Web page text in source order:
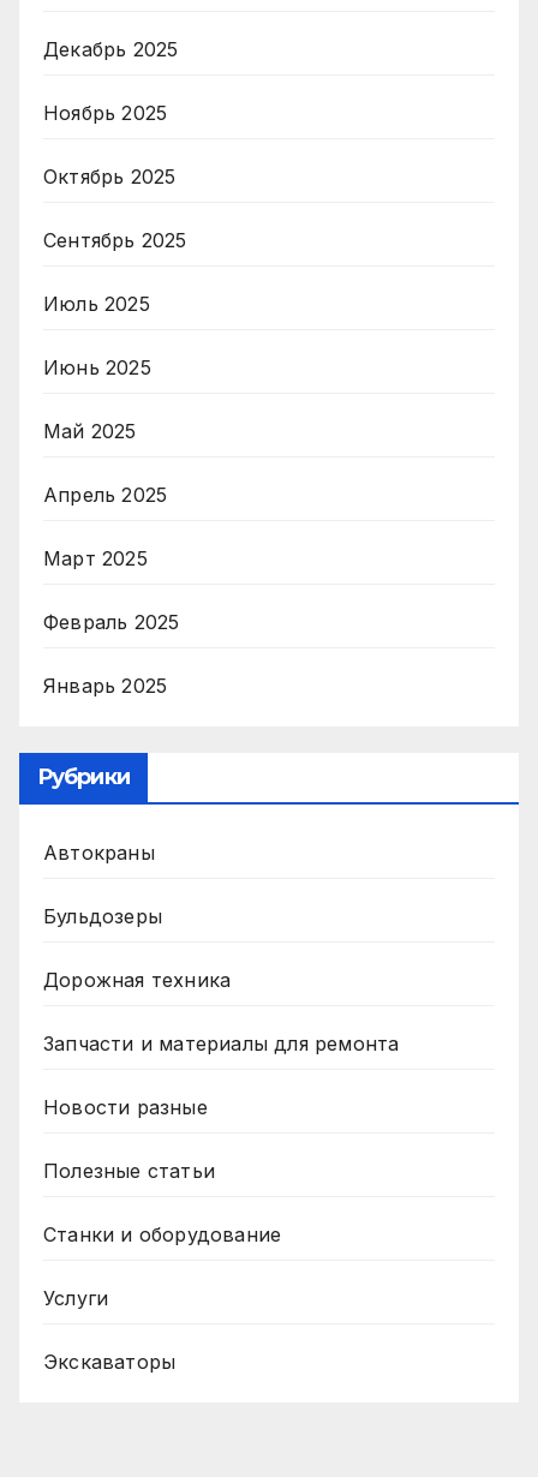
Декабрь 2025
Ноябрь 2025
Октябрь 2025
Сентябрь 2025
Июль 2025
Июнь 2025
Май 2025
Апрель 2025
Март 2025
Февраль 2025
Январь 2025
Рубрики
Автокраны
Бульдозеры
Дорожная техника
Запчасти и материалы для ремонта
Новости разные
Полезные статьи
Станки и оборудование
Услуги
Экскаваторы